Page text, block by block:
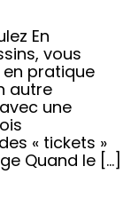
En
vous
pratique
autre
une
« tickets »
Quand le […]